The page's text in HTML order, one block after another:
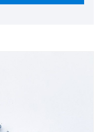
i Sydamerika,